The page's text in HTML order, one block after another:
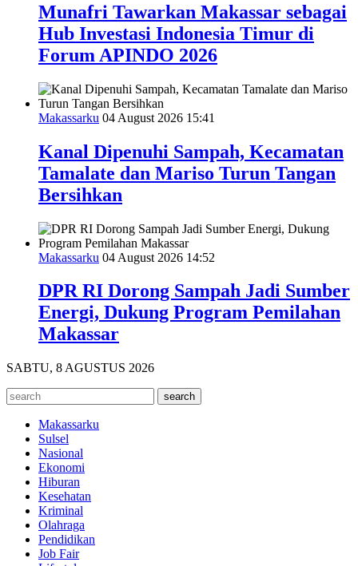
Munafri Tawarkan Makassar sebagai
Hub Investasi Indonesia Timur di
Forum APINDO 2026
Makassarku 04 August 2026 15:41
Kanal Dipenuhi Sampah, Kecamatan
Tamalate dan Mariso Turun Tangan
Bersihkan
Makassarku 04 August 2026 14:52
DPR RI Dorong Sampah Jadi Sumber
Energi, Dukung Program Pemilahan
Makassar
SABTU, 8 AGUSTUS 2026
Makassarku
Sulsel
Nasional
Ekonomi
Hiburan
Kesehatan
Kriminal
Olahraga
Pendidikan
Job Fair